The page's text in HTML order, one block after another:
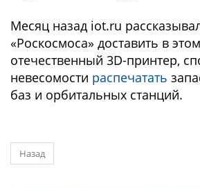
Месяц назад iot.ru
«Роскосмоса» доставить в
отечественный 3D-принтер,
невесомости распечатать
баз и орбитальных станций.
Назад